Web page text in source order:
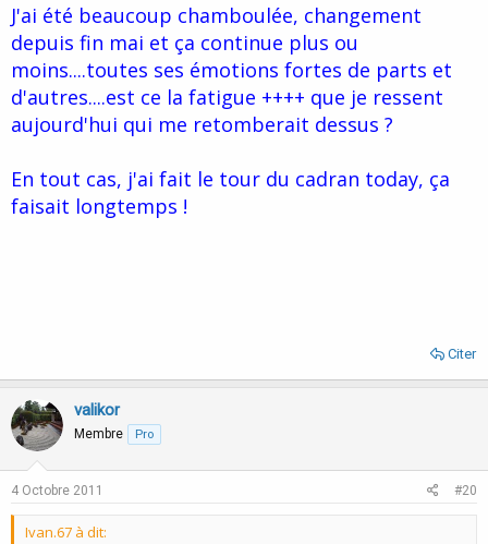
J'ai été beaucoup chamboulée, changement
depuis fin mai et ça continue plus ou
moins....toutes ses émotions fortes de parts et
d'autres....est ce la fatigue ++++ que je ressent
aujourd'hui qui me retomberait dessus ?
En tout cas, j'ai fait le tour du cadran today, ça
faisait longtemps !
Citer
valikor
Membre Pro
4 Octobre 2011 #20
Ivan.67 à dit: